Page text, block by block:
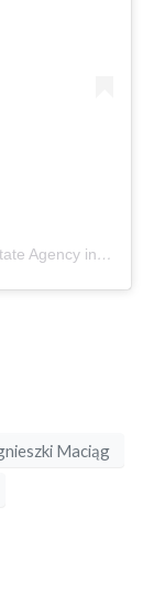
Post udostępniony przez Premium Real Estate Agency in Wrocław/ First one powered by AI (@partnersinternational_wroclaw)
Maciąg